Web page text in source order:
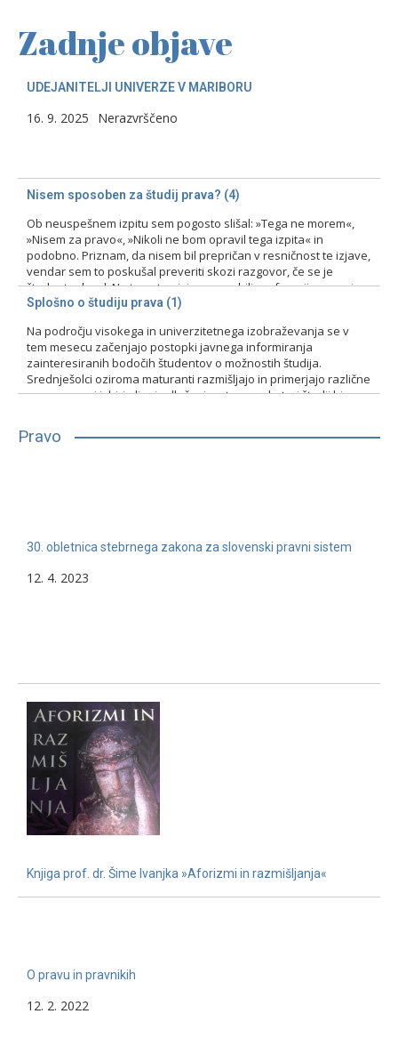
Zadnje objave
UDEJANITELJI UNIVERZE V MARIBORU
16. 9. 2025 Nerazvrščeno
Nisem sposoben za študij prava? (4)
Ob neuspešnem izpitu sem pogosto slišal: »Tega ne morem«,
»Nisem za pravo«, »Nikoli ne bom opravil tega izpita« in
podobno. Priznam, da nisem bil prepričan v resničnost te izjave,
vendar sem to poskušal preveriti skozi razgovor, če se je
študent odzval. Na tovrstne izjave smo bili profesorji pozorni
zlasti pri prvih izpitih, kajti ni bila…
15. 2. 2024 Nerazvrščeno
Splošno o študiju prava (1)
Na področju visokega in univerzitetnega izobraževanja se v
tem mesecu začenjajo postopki javnega informiranja
zainteresiranih bodočih študentov o možnostih študija.
Srednješolci oziroma maturanti razmišljajo in primerjajo različne
programe pri izbiri ali pri odločanju o tem, na kateri študij bi se
Pravo
30. obletnica stebrnega zakona za slovenski pravni sistem
12. 4. 2023
Knjiga prof. dr. Šime Ivanjka »Aforizmi in razmišljanja«
O pravu in pravnikih
12. 2. 2022